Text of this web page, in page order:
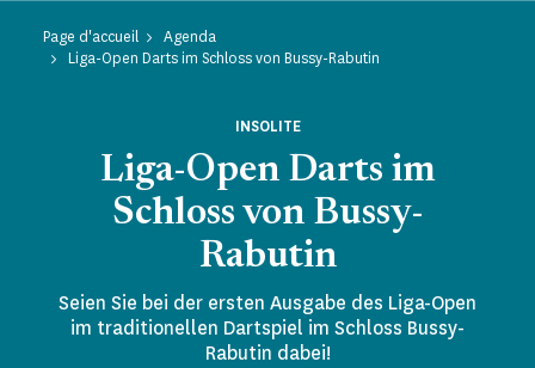
Page d'accueil
Agenda
Liga-Open Darts im Schloss von Bussy-Rabutin
Liga-Open Darts im
Schloss von Bussy-
Rabutin
INSOLITE
Seien Sie bei der ersten Ausgabe des Liga-Open
im traditionellen Dartspiel im Schloss Bussy-
Rabutin dabei!